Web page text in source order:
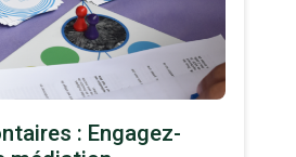
: Engagez-